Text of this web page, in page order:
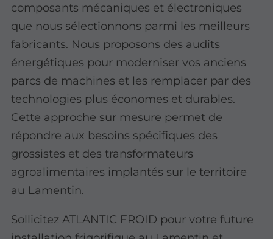
composants mécaniques et électroniques
que nous sélectionnons parmi les meilleurs
fabricants. Nous proposons des audits
énergétiques pour moderniser vos anciens
parcs de machines et les remplacer par des
technologies plus économes et durables.
Cette approche sur mesure permet de
répondre aux besoins spécifiques des
grossistes et des transformateurs
agroalimentaires implantés sur le territoire
au Lamentin.
Sollicitez ATLANTIC FROID pour votre future